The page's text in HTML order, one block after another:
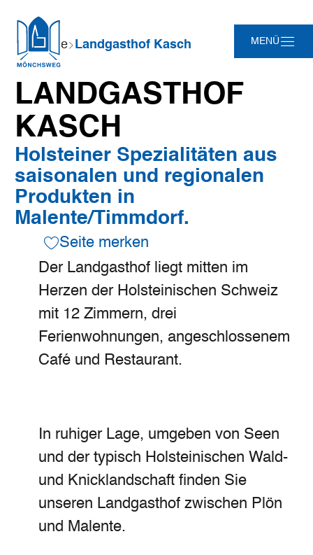
Hauptinhalt
Suche
Navigation
Footer
MENÜ
Sie
sind
hier:
Startseite Landgasthof Kasch
LANDGASTHOF
KASCH
Holsteiner Spezialitäten aus
saisonalen und regionalen
Produkten in
Malente/Timmdorf.
Seite merken
Der Landgasthof liegt mitten im
Herzen der Holsteinischen Schweiz
mit 12 Zimmern, drei
Ferienwohnungen, angeschlossenem
Café und Restaurant.
In ruhiger Lage, umgeben von Seen
und der typisch Holsteinischen Wald-
und Knicklandschaft finden Sie
unseren Landgasthof zwischen Plön
und Malente.